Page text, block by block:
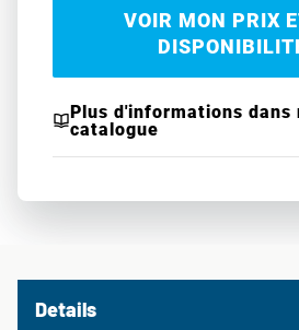
VOIR MON PRIX
Plus d'informations dans
catalogue
Details